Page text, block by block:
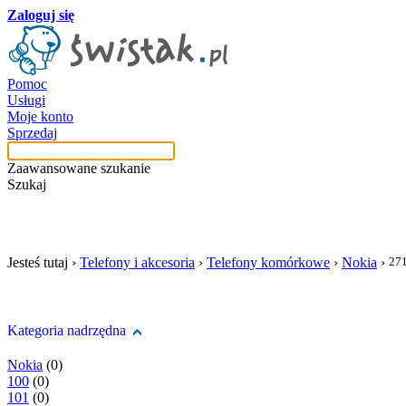
Zaloguj się
Pomoc
Usługi
Moje konto
Sprzedaj
Zaawansowane szukanie
Szukaj
Jesteś tutaj › Telefony i akcesoria › Telefony komórkowe › Nokia ›
Kategoria nadrzędna
Nokia (0)
100 (0)
101 (0)